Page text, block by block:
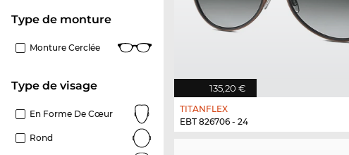
Type de monture
Monture Cerclée
Type de visage
En Forme De Cœur
Rond
135,20 €
TITANFLEX
EBT 826706 - 24